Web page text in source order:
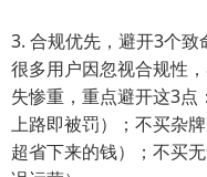
3. 合规优先，避开3个致
很多用户因忽视合规性
失惨重，重点避开这3点
上路即被罚）；不买杂
超省下来的钱）；不买